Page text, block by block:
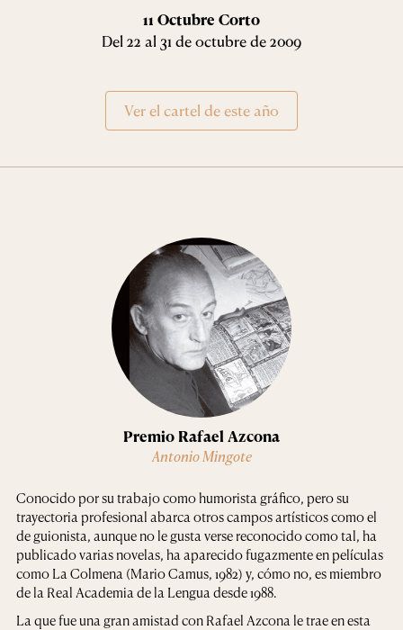
11 Octubre Corto
Del 22 al 31 de octubre de 2009
Ver el cartel de este año
Premio Rafael Azcona
Antonio Mingote
Conocido por su trabajo como humorista gráfico, pero su
trayectoria profesional abarca otros campos artísticos como el
de guionista, aunque no le gusta verse reconocido como tal, ha
publicado varias novelas, ha aparecido fugazmente en películas
como La Colmena (Mario Camus, 1982) y, cómo no, es miembro
de la Real Academia de la Lengua desde 1988.
La que fue una gran amistad con Rafael Azcona le trae en esta